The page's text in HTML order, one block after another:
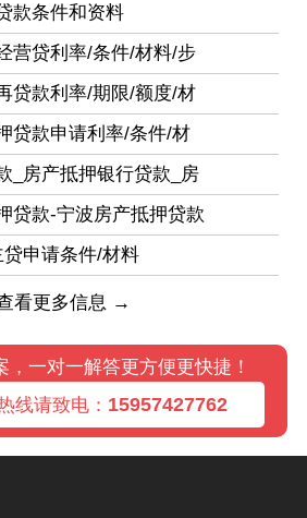
款条件和资料
营贷利率/条件/材料/步
贷款利率/期限/额度/材
贷款申请利率/条件/材
_房产抵押银行贷款_房
贷款-宁波房产抵押贷款
申请条件/材料
看更多信息 →
，一对一解答更方便更快捷！
线请致电： 15957427762